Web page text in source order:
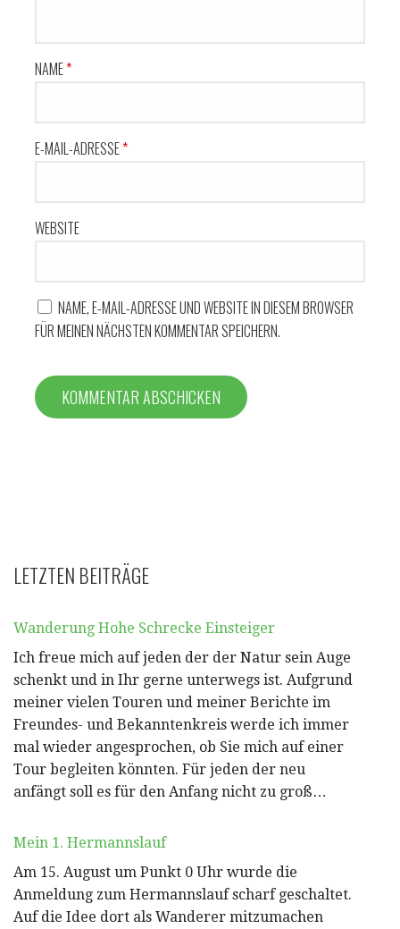
NAME*
E-MAIL-ADRESSE*
WEBSITE
NAME, E-MAIL-ADRESSE UND WEBSITE IN DIESEM BROWSER
FÜR MEINEN NÄCHSTEN KOMMENTAR SPEICHERN.
LETZTEN BEITRÄGE
Wanderung Hohe Schrecke Einsteiger
Ich freue mich auf jeden der der Natur sein Auge
schenkt und in Ihr gerne unterwegs ist. Aufgrund
meiner vielen Touren und meiner Berichte im
Freundes- und Bekanntenkreis werde ich immer
mal wieder angesprochen, ob Sie mich auf einer
Tour begleiten könnten. Für jeden der neu
anfängt soll es für den Anfang nicht zu groß…
Mein 1. Hermannslauf
Am 15. August um Punkt 0 Uhr wurde die
Anmeldung zum Hermannslauf scharf geschaltet.
Auf die Idee dort als Wanderer mitzumachen